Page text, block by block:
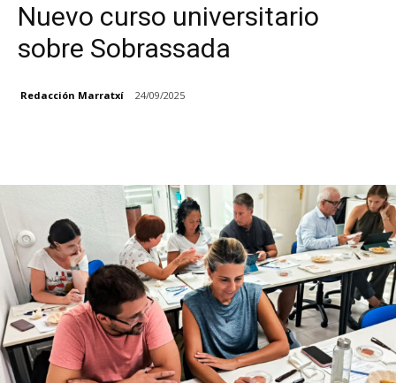
Nuevo curso universitario
sobre Sobrassada
Redacción Marratxí 24/09/2025